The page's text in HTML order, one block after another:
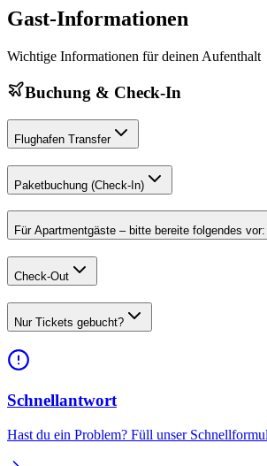
Gast-Informationen
Wichtige Informationen für deinen Aufenthalt
Buchung & Check-In
Flughafen Transfer
Paketbuchung (Check-In)
Für Apartmentgäste – bitte bereite folgendes vor:
Check-Out
Nur Tickets gebucht?
Schnellantwort
Hast du ein Problem? Füll unser